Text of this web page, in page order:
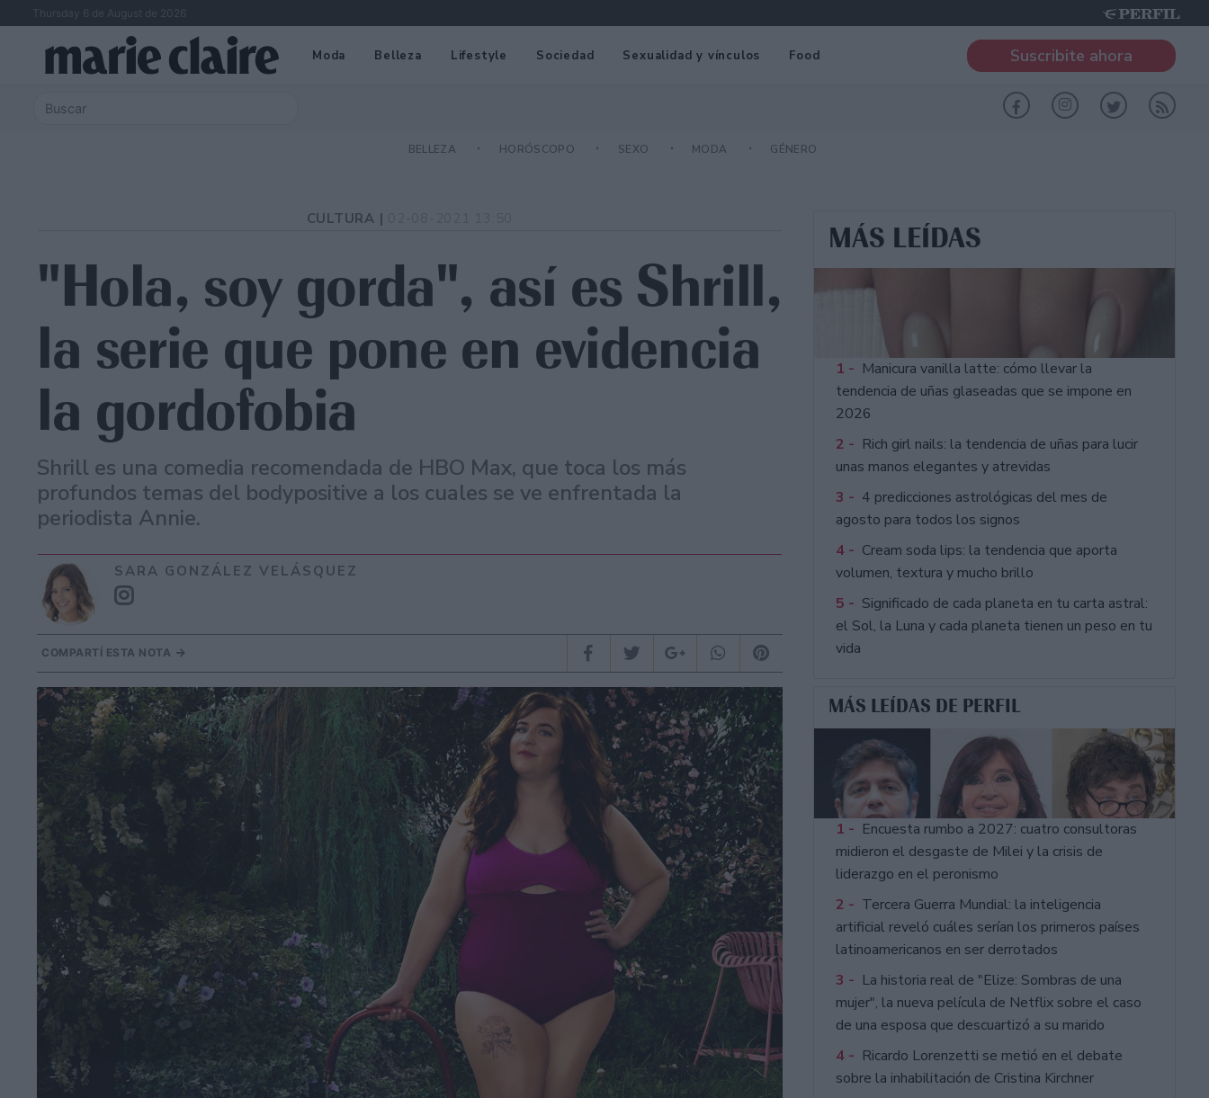
Thursday 6 de August de 2026
Moda Belleza Lifestyle Sociedad Sexualidad y vínculos Food Suscribite ahora
BELLEZA HORÓSCOPO SEXO MODA GÉNERO
CULTURA |
"Hola, soy gorda", así es Shrill,
la serie que pone en evidencia
la gordofobia
Shrill es una comedia recomendada de HBO Max, que toca los más
profundos temas del bodypositive a los cuales se ve enfrentada la
periodista Annie.
SARA GONZÁLEZ VELÁSQUEZ
COMPARTÍ ESTA NOTA
MÁS LEÍDAS
1 - Manicura vanilla latte: cómo llevar la
tendencia de uñas glaseadas que se impone en
2026
2 - Rich girl nails: la tendencia de uñas para lucir
unas manos elegantes y atrevidas
3 - 4 predicciones astrológicas del mes de
agosto para todos los signos
4 - Cream soda lips: la tendencia que aporta
volumen, textura y mucho brillo
5 - Significado de cada planeta en tu carta astral:
el Sol, la Luna y cada planeta tienen un peso en tu
vida
MÁS LEÍDAS DE PERFIL
1 - Encuesta rumbo a 2027: cuatro consultoras
midieron el desgaste de Milei y la crisis de
liderazgo en el peronismo
2 - Tercera Guerra Mundial: la inteligencia
artificial reveló cuáles serían los primeros países
latinoamericanos en ser derrotados
3 - La historia real de "Elize: Sombras de una
mujer", la nueva película de Netflix sobre el caso
de una esposa que descuartizó a su marido
4 - Ricardo Lorenzetti se metió en el debate
sobre la inhabilitación de Cristina Kirchner